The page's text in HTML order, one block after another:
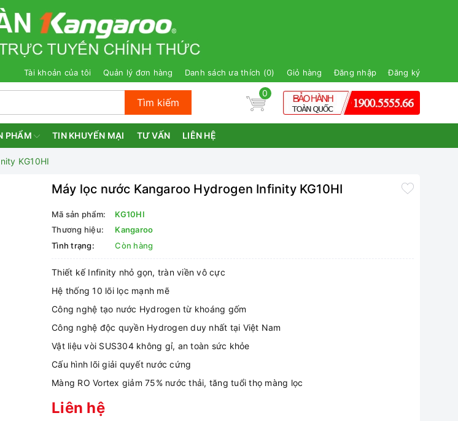
Tài khoản của tôi Quản lý đơn hàng Danh sách ưa thích (0) Giỏ hàng Đăng nhập Đăng ký
Tìm kiếm
0
PHẨM TIN KHUYẾN MẠI TƯ VẤN LIÊN HỆ
KG10HI
Máy lọc nước Kangaroo Hydrogen Infinity KG10HI
Mã sản phẩm:
KG10HI
Thương hiệu:
Kangaroo
Tình trạng:
Còn hàng
Thiết kế Infinity nhỏ gọn, tràn viền vô cực
Hệ thống 10 lõi lọc mạnh mẽ
Công nghệ tạo nước Hydrogen từ khoáng gốm
Công nghệ độc quyền Hydrogen duy nhất tại Việt Nam
Vật liệu vòi SUS304 không gỉ, an toàn sức khỏe
Cấu hình lõi giải quyết nước cứng
Màng RO Vortex giảm 75% nước thải, tăng tuổi thọ màng lọc
Liên hệ